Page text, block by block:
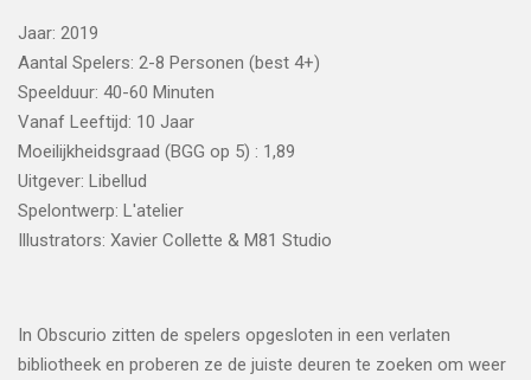
Jaar: 2019
Aantal Spelers: 2-8 Personen (best 4+)
Speelduur: 40-60 Minuten
Vanaf Leeftijd: 10 Jaar
Moeilijkheidsgraad (BGG op 5) : 1,89
Uitgever: Libellud
Spelontwerp: L'atelier
Illustrators: Xavier Collette & M81 Studio
In Obscurio zitten de spelers opgesloten in een verlaten
bibliotheek en proberen ze de juiste deuren te zoeken om weer